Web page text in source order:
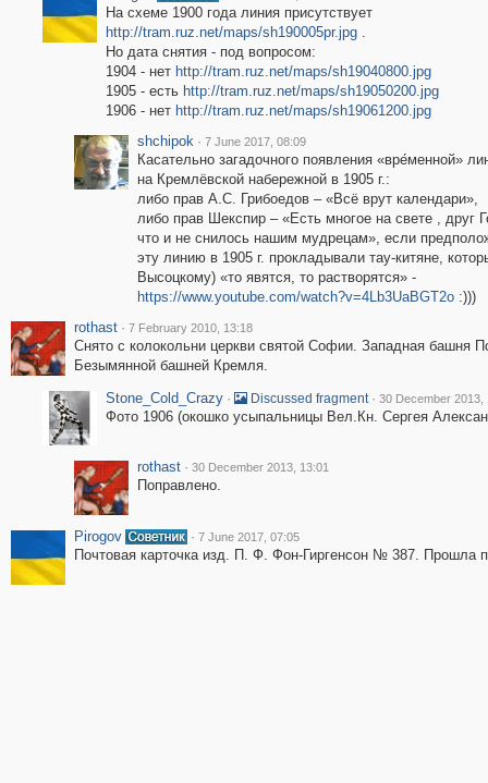
На схеме 1900 года линия присутствует
http://tram.ruz.net/maps/sh190005pr.jpg.
Но дата снятия - под вопросом:
1904 - нет http://tram.ruz.net/maps/sh19040800.jpg
1905 - есть http://tram.ruz.net/maps/sh19050200.jpg
1906 - нет http://tram.ruz.net/maps/sh19061200.jpg
shchipok · 7 June 2017, 08:09
Касательно загадочного появления «вре́менной»
на Кремлёвской набережной в 1905 г.:
либо прав А.С. Грибоедов – «Всё врут календари»,
либо прав Шекспир – «Есть многое на свете , друг
что и не снилось нашим мудрецам», если
эту линию в 1905 г. прокладывали тау-китяне,
Высоцкому) «то явятся, то растворятся» -
https://www.youtube.com/watch?v=4Lb3UaBGT2o:)))
rothast · 7 February 2010, 13:18
Снято с колокольни церкви святой Софии. Западная башня
Безымянной башней Кремля.
Stone_Cold_Crazy · Discussed fragment · 30 December 2013,
Фото 1906 (окошко усыпальницы Вел.Кн. Сергея
rothast · 30 December 2013, 13:01
Поправлено.
Pirogov · 7 June 2017, 07:05
Почтовая карточка изд. П. Ф. Фон-Гиргенсон № 387. Прошла